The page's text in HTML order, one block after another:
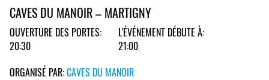
CAVES DU MANOIR – MARTIGNY
OUVERTURE DES PORTES:
20:30
L'ÉVÉNEMENT DÉBUTE À:
21:00
ORGANISÉ PAR:CAVES DU MANOIR